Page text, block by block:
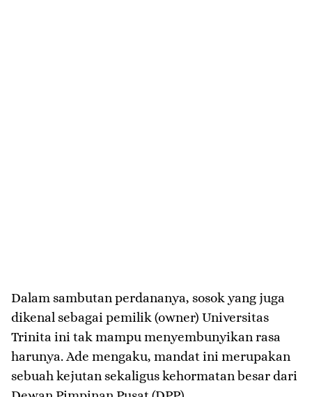
​Dalam sambutan perdananya, sosok yang juga
dikenal sebagai pemilik (owner) Universitas
Trinita ini tak mampu menyembunyikan rasa
harunya. Ade mengaku, mandat ini merupakan
sebuah kejutan sekaligus kehormatan besar dari